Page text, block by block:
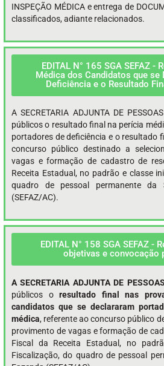
INSPEÇÃO MÉDICA e entrega de
classificados, adiante relacionados.
EDITAL N° 165 SGA SEFAZ -
Médica dos Candidatos que
Deficiência e o Resultado
A SECRETARIA ADJUNTA DE
públicos o resultado final na perícia
portadores de deficiência e o resultado
concurso público destinado a
vagas e formação de cadastro de
Receita Estadual, no padrão e classe
quadro de pessoal permanente da
(SEFAZ/AC).
EDITAL N° 158 SGA SEFAZ -
objetivas e convocação
A SECRETARIA ADJUNTA DE
públicos oresultado final nas
candidatos que se declararam
médica, referente ao concurso público
provimento de vagas e formação de
Fiscal da Receita Estadual, no
Fiscalização, do quadro de pessoal